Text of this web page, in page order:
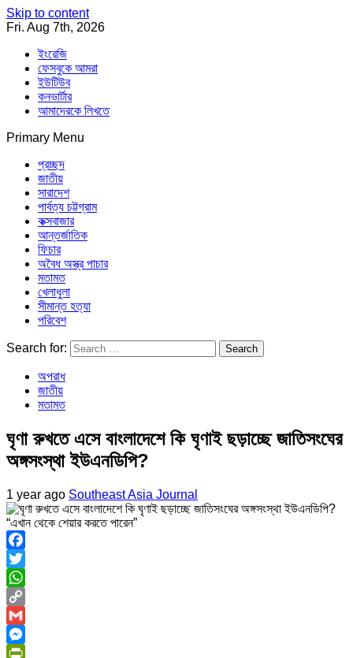
Skip to content
Fri. Aug 7th, 2026
ইংরেজি
ফেসবুকে আমরা
ইউটিউব
কনভার্টার
আমাদেরকে লিখতে
Primary Menu
Southeast Asia Journal
প্রচ্ছদ
জাতীয়
সারাদেশ
পার্বত্য চট্টগ্রাম
কক্সবাজার
আন্তর্জাতিক
ফিচার
অবৈধ অস্ত্র পাচার
মতামত
খেলাধুলা
সীমান্ত হত্যা
পরিবেশ
Search for:
অপরাধ
জাতীয়
মতামত
ঘৃণা রুখতে এসে বাংলাদেশে কি ঘৃণাই ছড়াচ্ছে জাতিসংঘের
অঙ্গসংস্থা ইউএনডিপি?
1 year ago Southeast Asia Journal
“এখান থেকে শেয়ার করতে পারেন”
Facebook
Twitter
WhatsApp
Copy
Link
Gmail
Messenger